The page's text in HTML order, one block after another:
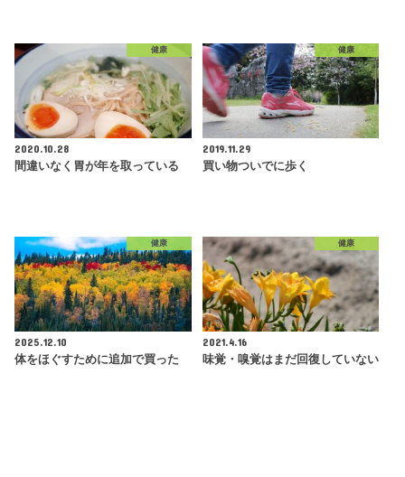
健康
2020.10.28
間違いなく胃が年を取っている
健康
2019.11.29
買い物ついでに歩く
健康
2025.12.10
体をほぐすために追加で買った
健康
2021.4.16
味覚・嗅覚はまだ回復していない